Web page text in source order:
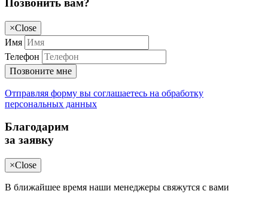
Позвонить вам?
×Close
Имя
Телефон
Позвоните мне
Отправляя форму вы соглашаетесь на обработку
персональных данных
Благодарим
за заявку
×Close
В ближайшее время наши менеджеры свяжутся с вами